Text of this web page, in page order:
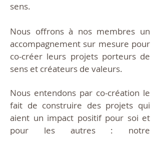
sens.
Nous offrons à nos membres un
accompagnement sur mesure pour
co-créer leurs projets porteurs de
sens et créateurs de valeurs.
Nous entendons par co-création le
fait de construire des projets qui
aient un impact positif pour soi et
pour les autres : notre